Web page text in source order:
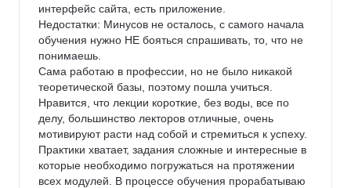
интерфейс сайта, есть приложение.
Недостатки: Минусов не осталось, с самого начала
обучения нужно НЕ бояться спрашивать, то, что не
понимаешь.
Сама работаю в профессии, но не было никакой
теоретической базы, поэтому пошла учиться.
Нравится, что лекции короткие, без воды, все по
делу, большинство лекторов отличные, очень
мотивируют расти над собой и стремиться к успеху.
Практики хватает, задания сложные и интересные в
которые необходимо погружаться на протяжении
всех модулей. В процессе обучения прорабатываю